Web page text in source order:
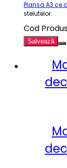
Plansa A3 ce
stelutelor.
Cod
Salvează